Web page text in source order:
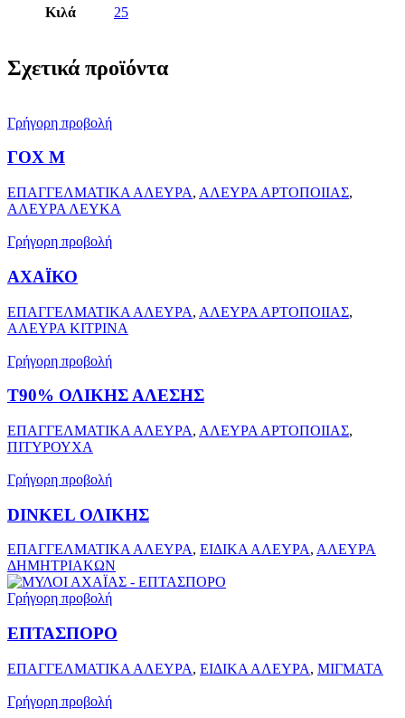
Κιλά 25
Σχετικά προϊόντα
Γρήγορη προβολή
ΓΟΧ Μ
ΕΠΑΓΓΕΛΜΑΤΙΚΑ ΑΛΕΥΡΑ, ΑΛΕΥΡΑ ΑΡΤΟΠΟΙΙΑΣ,
ΑΛΕΥΡΑ ΛΕΥΚΑ
Γρήγορη προβολή
ΑΧΑΪΚΟ
ΕΠΑΓΓΕΛΜΑΤΙΚΑ ΑΛΕΥΡΑ, ΑΛΕΥΡΑ ΑΡΤΟΠΟΙΙΑΣ,
ΑΛΕΥΡΑ ΚΙΤΡΙΝΑ
Γρήγορη προβολή
Τ90% ΟΛΙΚΗΣ ΑΛΕΣΗΣ
ΕΠΑΓΓΕΛΜΑΤΙΚΑ ΑΛΕΥΡΑ, ΑΛΕΥΡΑ ΑΡΤΟΠΟΙΙΑΣ,
ΠΙΤΥΡΟΥΧΑ
Γρήγορη προβολή
DINKEL ΟΛΙΚΗΣ
ΕΠΑΓΓΕΛΜΑΤΙΚΑ ΑΛΕΥΡΑ, ΕΙΔΙΚΑ ΑΛΕΥΡΑ, ΑΛΕΥΡΑ
ΔΗΜΗΤΡΙΑΚΩΝ
Γρήγορη προβολή
ΕΠΤΑΣΠΟΡΟ
ΕΠΑΓΓΕΛΜΑΤΙΚΑ ΑΛΕΥΡΑ, ΕΙΔΙΚΑ ΑΛΕΥΡΑ, ΜΙΓΜΑΤΑ
Γρήγορη προβολή